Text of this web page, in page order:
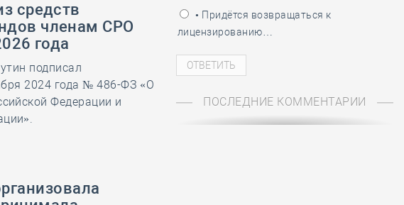
средств
членам СРО
года
подписал
2024 года № 486-ФЗ «О
Федерации и
• Придётся возвращаться к
лицензированию…
ПОСЛЕДНИЕ КОММЕНТАРИИ